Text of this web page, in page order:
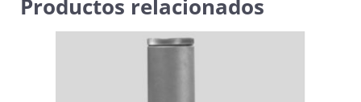
Productos relacionados